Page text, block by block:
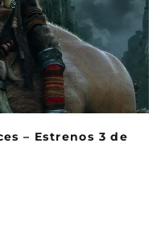
– Estrenos 3 de